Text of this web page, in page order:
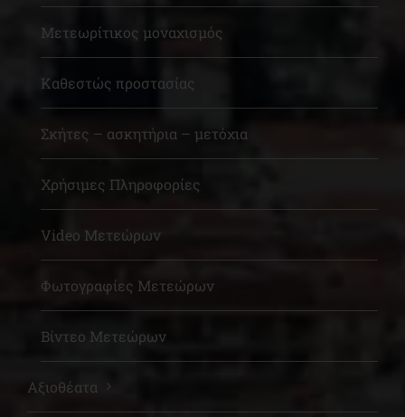
Μετεωρίτικος μοναχισμός
Καθεστώς προστασίας
Σκήτες – ασκητήρια – μετόχια
Χρήσιμες Πληροφορίες
Video Μετεώρων
Φωτογραφίες Μετεώρων
Βίντεο Μετεώρων
Αξιοθέατα